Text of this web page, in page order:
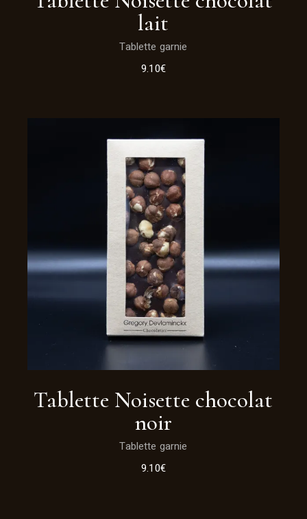
lait
Tablette garnie
9.10€
Tablette Noisette chocolat
noir
Tablette garnie
9.10€